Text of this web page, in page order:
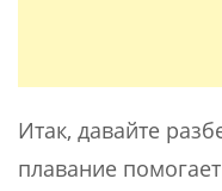
Итак, давайте
плавание